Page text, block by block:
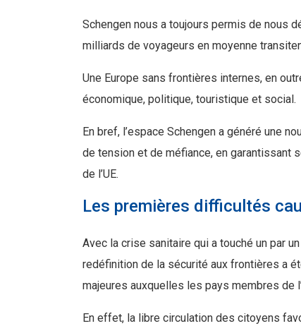
Schengen nous a toujours permis de nous
milliards de voyageurs en moyenne
Une Europe sans frontières internes, en
économique, politique, touristique et social.
En bref, l’espace Schengen a généré une
de tension et de méfiance, en garantissant
de l’UE.
Les premières difficultés
Avec la crise sanitaire qui a touché un par
redéfinition de la sécurité aux frontières a
majeures auxquelles les pays membres de
En effet, la libre circulation des citoyens